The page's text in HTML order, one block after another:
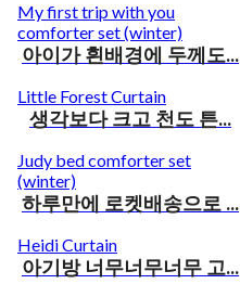
My first trip with you
comforter set (winter)
아이가 흰배경에 두께도...
Little Forest Curtain
생각보다 크고 천도 튼...
Judy bed comforter set
(winter)
하루만에 로켓배송으로 ...
Heidi Curtain
아기방 너무너무너무 고...